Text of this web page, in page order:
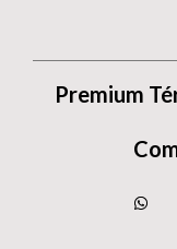
Premium